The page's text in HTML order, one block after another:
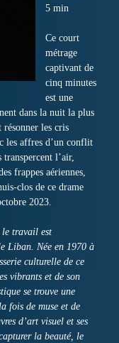
5 min
Ce court
métrage
captivant de
cinq minutes
est une
dans la nuit la plus
les cris
les affres d’un conflit
l’air,
frappes aériennes,
clos de ce drame
2023.
le travail est
Liban. Née en 1970 à
culturelle de ce
vibrants et de son
se trouve une
fois de muse et de
d’art visuel et ses
la beauté, le